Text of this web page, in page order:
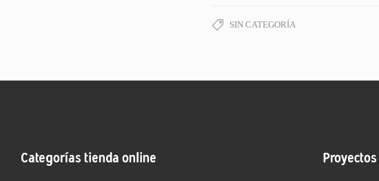
SIN CATEGORÍA
Categorías tienda online